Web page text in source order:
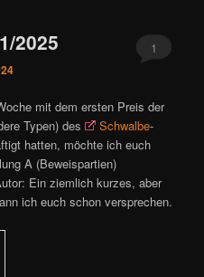
2025 1
mit dem ersten Preis der
Typen) des
Schwalbe-
hatten, möchte ich euch
A (Beweispartien)
Ein ziemlich kurzes, aber
ich euch schon versprechen.